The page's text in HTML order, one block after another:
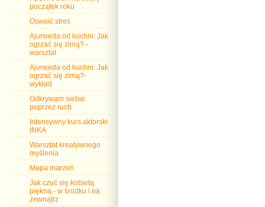
początek roku
Oswoić stres
Ajurweda od kuchni: Jak
ogrzać się zimą? -
warsztat
Ajurweda od kuchni: Jak
ogrzać się zimą?-
wykład
Odkrywam siebie
poprzez ruch
Intensywny kurs aktorski
INKA
Warsztat kreatywnego
myślenia
Mapa marzeń
Jak czuć się kobietą
piękną - w środku i na
zewnątrz